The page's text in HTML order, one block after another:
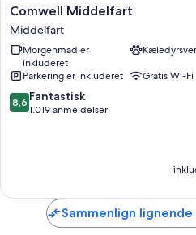
Comwell
Middelfart
Middelfart
Comwell Middelfart
Middelfart
Morgenmad er
inkluderet
Parkering er inkluderet
Gratis Wi-Fi
8.6
ud
8,6 Fantastisk
1.019 anmeldelser
Sammenlign